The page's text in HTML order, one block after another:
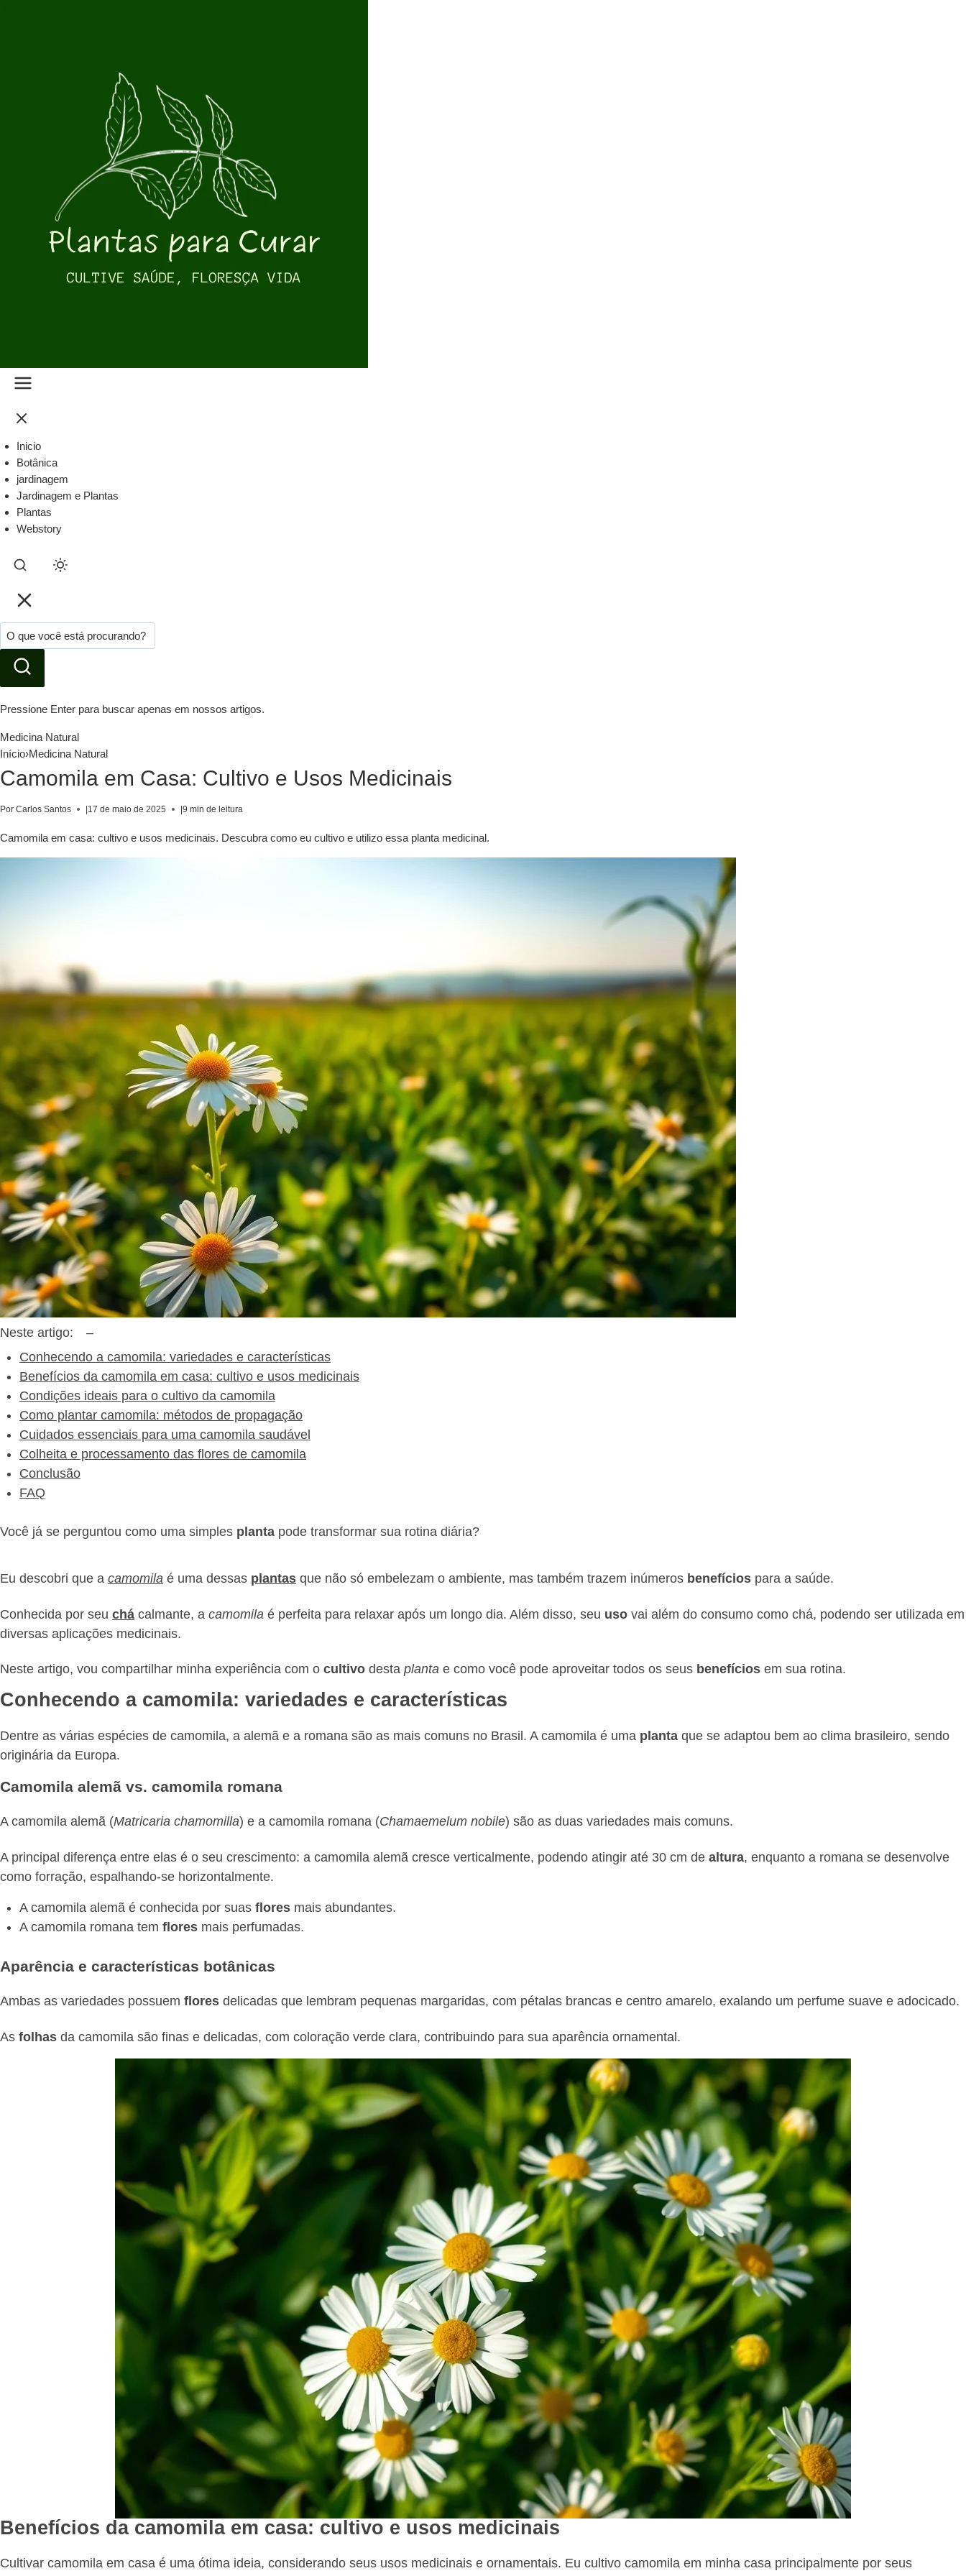
Inicio
Botânica
jardinagem
Jardinagem e Plantas
Plantas
Webstory
Pressione Enter para buscar apenas em nossos artigos.
Medicina Natural
Início›Medicina Natural
Camomila em Casa: Cultivo e Usos Medicinais
Por Carlos Santos |17 de maio de 2025 |9 min de leitura
Camomila em casa: cultivo e usos medicinais. Descubra como eu cultivo e utilizo essa planta medicinal.
Neste artigo:
–
Conhecendo a camomila: variedades e características
Benefícios da camomila em casa: cultivo e usos medicinais
Condições ideais para o cultivo da camomila
Como plantar camomila: métodos de propagação
Cuidados essenciais para uma camomila saudável
Colheita e processamento das flores de camomila
Conclusão
FAQ
Você já se perguntou como uma simples planta pode transformar sua rotina diária?
Eu descobri que a camomila é uma dessas plantas que não só embelezam o ambiente, mas também trazem inúmeros benefícios para a saúde.
Conhecida por seu chá calmante, a camomila é perfeita para relaxar após um longo dia. Além disso, seu uso vai além do consumo como chá, podendo ser utilizada em
diversas aplicações medicinais.
Neste artigo, vou compartilhar minha experiência com o cultivo desta planta e como você pode aproveitar todos os seus benefícios em sua rotina.
Conhecendo a camomila: variedades e características
Dentre as várias espécies de camomila, a alemã e a romana são as mais comuns no Brasil. A camomila é uma planta que se adaptou bem ao clima brasileiro, sendo
originária da Europa.
Camomila alemã vs. camomila romana
A camomila alemã (Matricaria chamomilla) e a camomila romana (Chamaemelum nobile) são as duas variedades mais comuns.
A principal diferença entre elas é o seu crescimento: a camomila alemã cresce verticalmente, podendo atingir até 30 cm de altura, enquanto a romana se desenvolve
como forração, espalhando-se horizontalmente.
A camomila alemã é conhecida por suas flores mais abundantes.
A camomila romana tem flores mais perfumadas.
Aparência e características botânicas
Ambas as variedades possuem flores delicadas que lembram pequenas margaridas, com pétalas brancas e centro amarelo, exalando um perfume suave e adocicado.
As folhas da camomila são finas e delicadas, com coloração verde clara, contribuindo para sua aparência ornamental.
Benefícios da camomila em casa: cultivo e usos medicinais
Cultivar camomila em casa é uma ótima ideia, considerando seus usos medicinais e ornamentais. Eu cultivo camomila em minha casa principalmente por seus